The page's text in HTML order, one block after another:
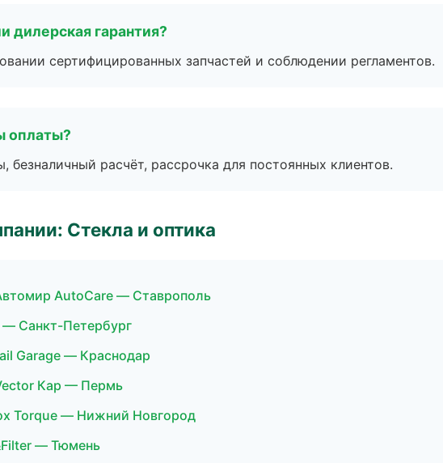
дилерская гарантия?
сертифицированных запчастей и соблюдении регламентов.
оплаты?
безналичный расчёт, рассрочка для постоянных клиентов.
Стекла и оптика
AutoCare — Ставрополь
— Санкт-Петербург
Garage — Краснодар
Кар — Пермь
Torque — Нижний Новгород
— Тюмень